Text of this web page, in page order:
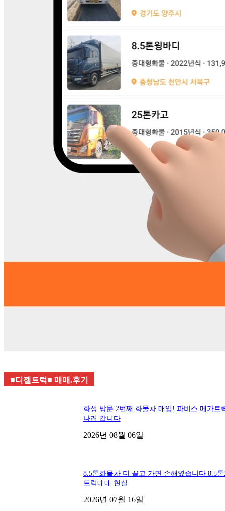
■디젤트럭■ 매매.후기
화성 방문 2번째 화물차 매입! 파비스 메가트
나러 갑니다
2026년 08월 06일
8.5톤화물차 더 끌고 가면 손해였습니다 8.5
트럭매매 현실
2026년 07월 16일